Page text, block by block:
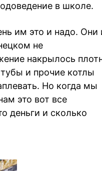
в школе.
им это и надо. Они
не
накрылось
и прочие котлы
Но когда мы
это вот все
деньги и сколько